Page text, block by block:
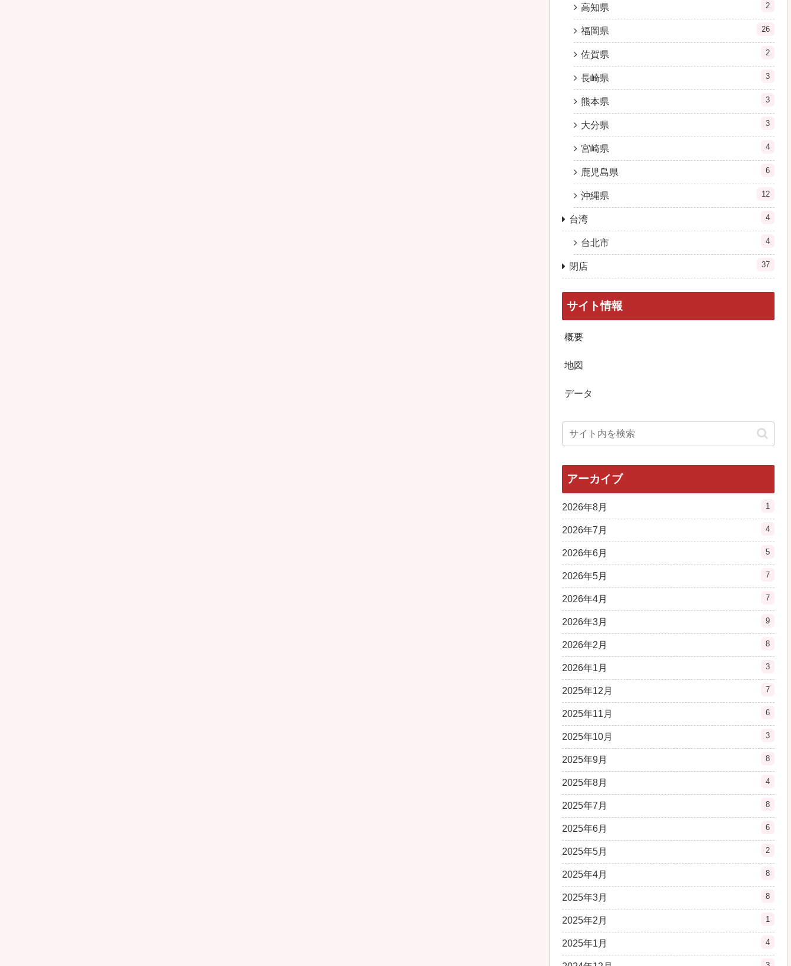
高知県 2
福岡県 26
佐賀県 2
長崎県 3
熊本県 3
大分県 3
宮崎県 4
鹿児島県 6
沖縄県 12
台湾 4
台北市 4
閉店 37
サイト情報
概要
地図
データ
アーカイブ
2026年8月 1
2026年7月 4
2026年6月 5
2026年5月 7
2026年4月 7
2026年3月 9
2026年2月 8
2026年1月 3
2025年12月 7
2025年11月 6
2025年10月 3
2025年9月 8
2025年8月 4
2025年7月 8
2025年6月 6
2025年5月 2
2025年4月 8
2025年3月 8
2025年2月 1
2025年1月 4